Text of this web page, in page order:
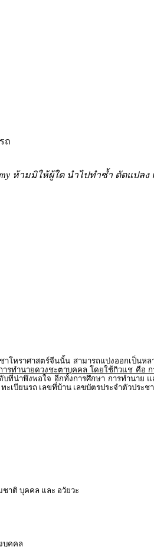
ถ
ห้ามมิให้ผู้ใด นำไปทำซ้ำ ดัดแป
โหราศาสตร์จีนนั้น สามารถแบ่งออกเป็นห
ารทำนายดวงชะตาบุคคล โดยใช้กิวแช คือ
ที่น่าพึงพอใจ อีกทั้งการศึกษา การทำนาย
เบียนรถ เลขที่บ้าน เลขบัตรประจำตัวประ
าติ บุคคล และ อวัยวะ
บุคคล